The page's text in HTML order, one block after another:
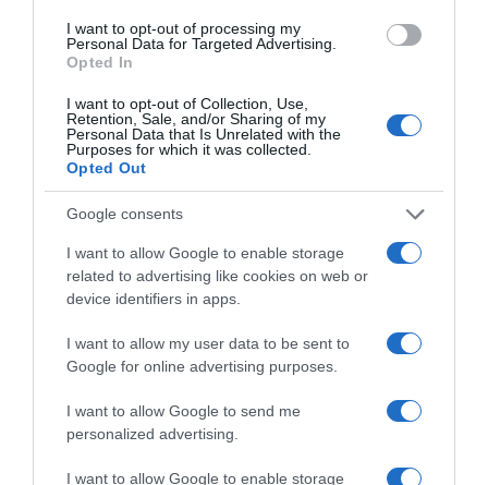
I want to opt-out of processing my
Personal Data for Targeted Advertising.
Opted In
I want to opt-out of Collection, Use,
Retention, Sale, and/or Sharing of my
Personal Data that Is Unrelated with the
Purposes for which it was collected.
Opted Out
Google consents
I want to allow Google to enable storage
related to advertising like cookies on web or
device identifiers in apps.
I want to allow my user data to be sent to
Google for online advertising purposes.
I want to allow Google to send me
personalized advertising.
I want to allow Google to enable storage
ΔΙΑΒΆΣΤΕ ΣΤΟ «Π»